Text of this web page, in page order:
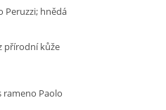
Peruzzi; hnědá
přírodní kůže
rameno Paolo